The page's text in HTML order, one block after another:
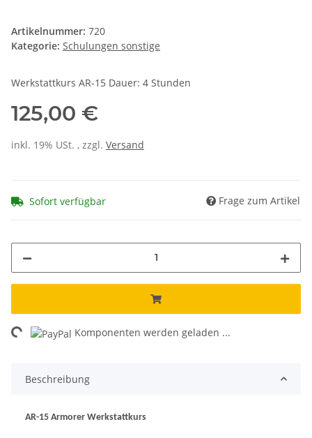
Artikelnummer: 720
Kategorie: Schulungen sonstige
Werkstattkurs AR-15 Dauer: 4 Stunden
125,00 €
inkl. 19% USt. , zzgl. Versand
Sofort verfügbar Frage zum Artikel
Komponenten werden geladen ...
Beschreibung
AR-15 Armorer Werkstattkurs